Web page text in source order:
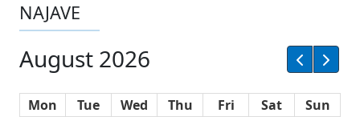
NAJAVE
August 2026
Mon Tue Wed Thu Fri Sat
Sun